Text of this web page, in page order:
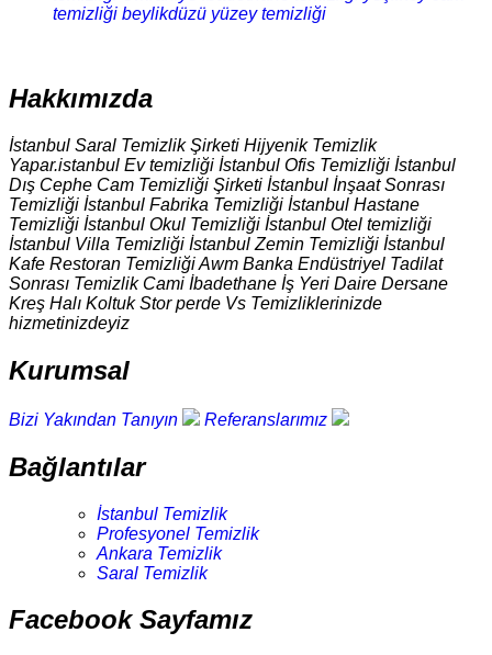
temizliği beylikdüzü yüzey temizliği
Hakkımızda
İstanbul Saral Temizlik Şirketi Hijyenik Temizlik
Yapar.istanbul Ev temizliği İstanbul Ofis Temizliği İstanbul
Dış Cephe Cam Temizliği Şirketi İstanbul İnşaat Sonrası
Temizliği İstanbul Fabrika Temizliği İstanbul Hastane
Temizliği İstanbul Okul Temizliği İstanbul Otel temizliği
İstanbul Villa Temizliği İstanbul Zemin Temizliği İstanbul
Kafe Restoran Temizliği Awm Banka Endüstriyel Tadilat
Sonrası Temizlik Cami İbadethane İş Yeri Daire Dersane
Kreş Halı Koltuk Stor perde Vs Temizliklerinizde
hizmetinizdeyiz
Kurumsal
Bizi Yakından Tanıyın Referanslarımız
Bağlantılar
İstanbul Temizlik
Profesyonel Temizlik
Ankara Temizlik
Saral Temizlik
Facebook Sayfamız